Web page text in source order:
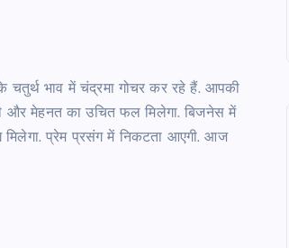
चतुर्थ भाव में चंद्रमा गोचर कर रहे हैं. आपकी
और मेहनत का उचित फल मिलेगा. बिजनेस में
प्रेम प्रसंग में निकटता आएगी. आज